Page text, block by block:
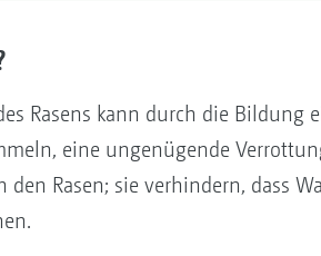
Rasens kann durch die Bildung
eine ungenügende
Rasen; sie verhindern, dass